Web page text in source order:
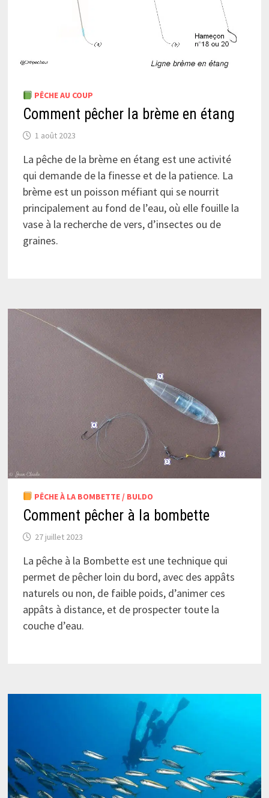
PÊCHE AU COUP
Comment pêcher la brème en étang
1 août 2023
La pêche de la brème en étang est une activité
qui demande de la finesse et de la patience. La
brème est un poisson méfiant qui se nourrit
principalement au fond de l’eau, où elle fouille la
vase à la recherche de vers, d’insectes ou de
graines.
PÊCHE À LA BOMBETTE / BULDO
Comment pêcher à la bombette
27 juillet 2023
La pêche à la Bombette est une technique qui
permet de pêcher loin du bord, avec des appâts
naturels ou non, de faible poids, d’animer ces
appâts à distance, et de prospecter toute la
couche d’eau.